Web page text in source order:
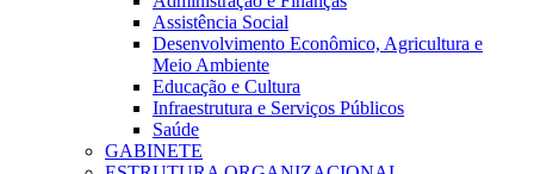
Assistência Social
Desenvolvimento Econômico, Agricultura e
Meio Ambiente
Educação e Cultura
Infraestrutura e Serviços Públicos
Saúde
GABINETE